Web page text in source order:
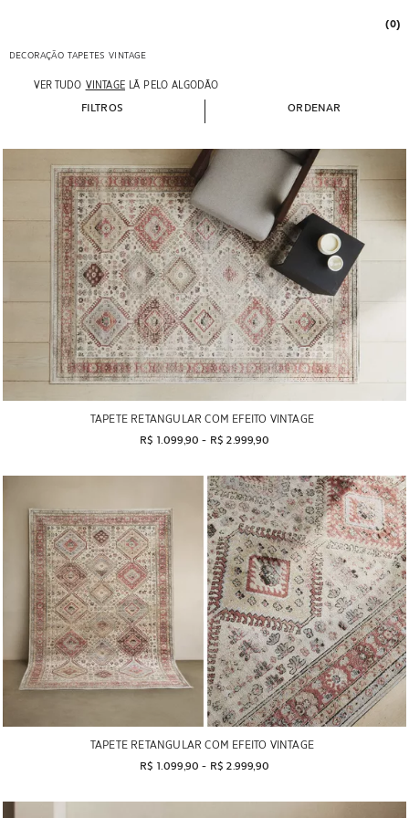
(0)
DECORAÇÃO TAPETES VINTAGE
VER TUDO VINTAGE LÃ PELO ALGODÃO
FILTROS ORDENAR
TAPETE RETANGULAR COM EFEITO VINTAGE
R$ 1.099,90 - R$ 2.999,90
TAPETE RETANGULAR COM EFEITO VINTAGE
R$ 1.099,90 - R$ 2.999,90